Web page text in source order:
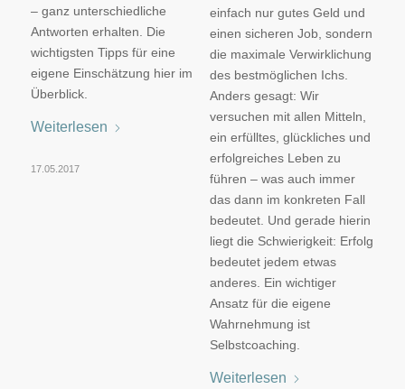
– ganz unterschiedliche
Antworten erhalten. Die
wichtigsten Tipps für eine
eigene Einschätzung hier im
Überblick.
Weiterlesen
17.05.2017
einfach nur gutes Geld und
einen sicheren Job, sondern
die maximale Verwirklichung
des bestmöglichen Ichs.
Anders gesagt: Wir
versuchen mit allen Mitteln,
ein erfülltes, glückliches und
erfolgreiches Leben zu
führen – was auch immer
das dann im konkreten Fall
bedeutet. Und gerade hierin
liegt die Schwierigkeit: Erfolg
bedeutet jedem etwas
anderes. Ein wichtiger
Ansatz für die eigene
Wahrnehmung ist
Selbstcoaching.
Weiterlesen